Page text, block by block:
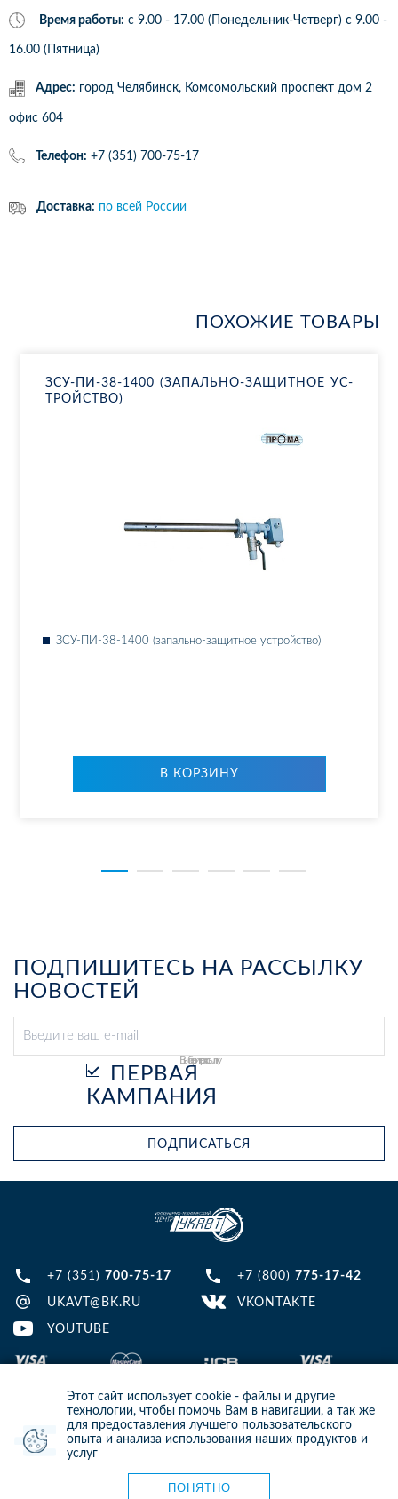
Этот сайт использует cookie - файлы и другие
технологии, чтобы помочь Вам в навигации, а так же
для предоставления лучшего пользовательского
опыта и анализа использования наших продуктов и
услуг
ПОНЯТНО
Время работы: с 9.00 - 17.00 (Понедельник-Четверг) c 9.00 -
16.00 (Пятница)
Адрес: город Челябинск, Комсомольский проспект дом 2
офис 604
Телефон: +7 (351) 700-75-17
Доставка: по всей России
ПОХОЖИЕ ТОВАРЫ
ЗСУ-ПИ-38-1400 (ЗА­ПАЛЬ­НО-ЗА­ЩИТ­НОЕ УС­
ТРОЙ­СТВО)
ЗСУ-ПИ-38-1400 (за­паль­но-за­щит­ное ус­трой­ство)
В КОР­ЗИ­НУ
ПОДПИШИТЕСЬ НА РАССЫЛКУ
НОВОСТЕЙ
Выберите рассылку
ПЕРВАЯ
КАМПАНИЯ
ПОДПИСАТЬСЯ
+7 (351) 700-75-17 +7 (800) 775-17-42
UKAVT@BK.RU VKONTAKTE
YOUTUBE
© 2013-2024 ООО ИТЦ УКАВТ. ИНН: 7448122124, ОГРН: 1097448007216
ИНФОРМАЦИЯ НА САЙТЕ НЕ ЯВЛЯЕТСЯ ПУБЛИЧНОЙ ОФЕРТОЙ. ДЛЯ